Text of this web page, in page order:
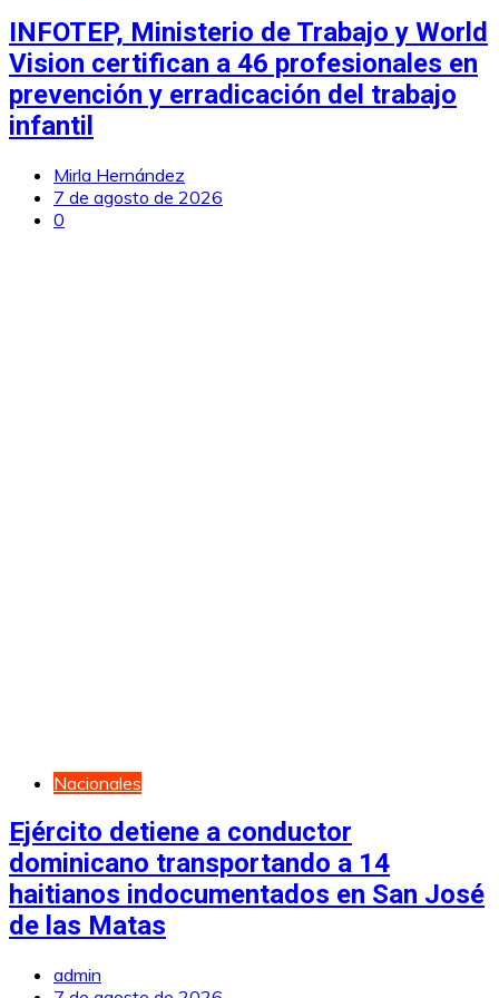
INFOTEP, Ministerio de Trabajo y World
Vision certifican a 46 profesionales en
prevención y erradicación del trabajo
infantil
Mirla Hernández
7 de agosto de 2026
0
Nacionales
Ejército detiene a conductor
dominicano transportando a 14
haitianos indocumentados en San José
de las Matas
admin